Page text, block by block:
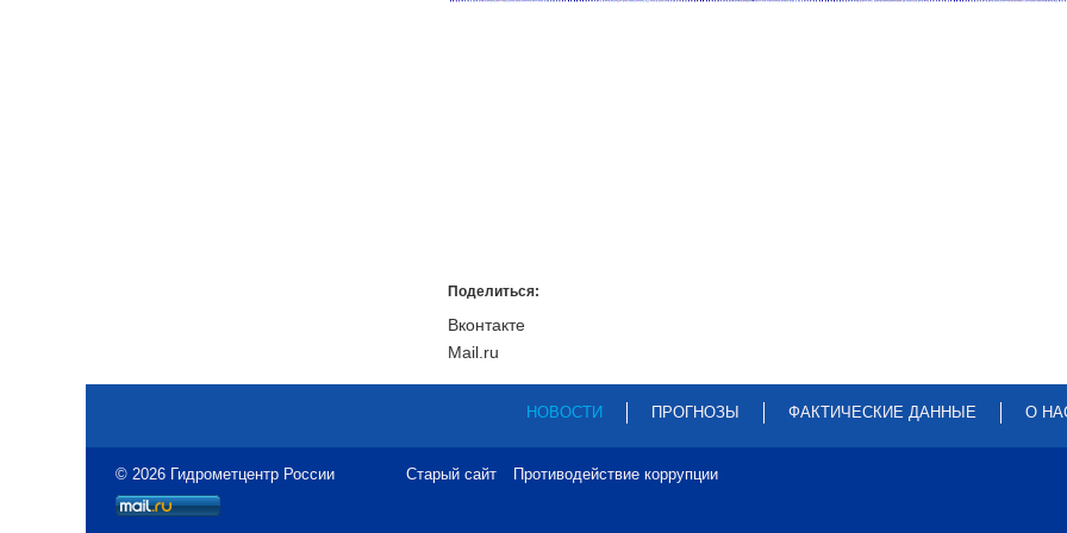
Поделиться:
Вконтакте
Mail.ru
НОВОСТИ ПРОГНОЗЫ ФАКТИЧЕСКИЕ ДАННЫЕ О
© 2026 Гидрометцентр России Старый сайт Противодействие коррупции